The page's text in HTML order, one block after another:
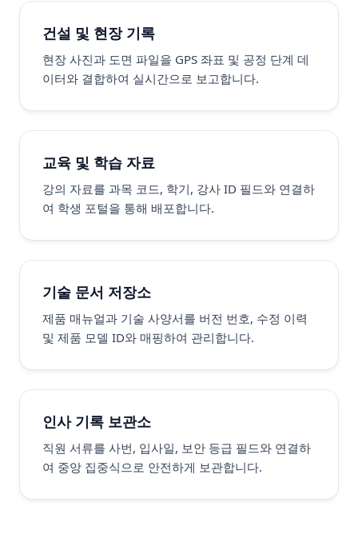
건설 및 현장 기록
현장 사진과 도면 파일을 GPS 좌표 및 공정 단계 데
이터와 결합하여 실시간으로 보고합니다.
교육 및 학습 자료
강의 자료를 과목 코드, 학기, 강사 ID 필드와 연결하
여 학생 포털을 통해 배포합니다.
기술 문서 저장소
제품 매뉴얼과 기술 사양서를 버전 번호, 수정 이력
및 제품 모델 ID와 매핑하여 관리합니다.
인사 기록 보관소
직원 서류를 사번, 입사일, 보안 등급 필드와 연결하
여 중앙 집중식으로 안전하게 보관합니다.